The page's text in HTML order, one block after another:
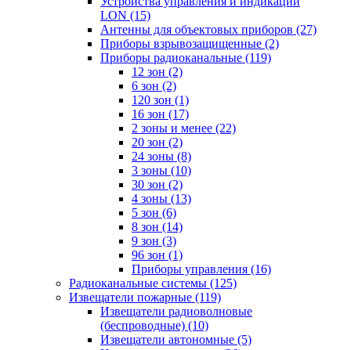
LON (15)
Антенны для объектовых приборов (27)
Приборы взрывозащищенные (2)
Приборы радиоканальные (119)
12 зон (2)
6 зон (2)
120 зон (1)
16 зон (17)
2 зоны и менее (22)
20 зон (2)
24 зоны (8)
3 зоны (10)
30 зон (2)
4 зоны (13)
5 зон (6)
8 зон (14)
9 зон (3)
96 зон (1)
Приборы управления (16)
Радиоканальные системы (125)
Извещатели пожарные (119)
Извещатели радиоволновые
(беспроводные) (10)
Извещатели автономные (5)